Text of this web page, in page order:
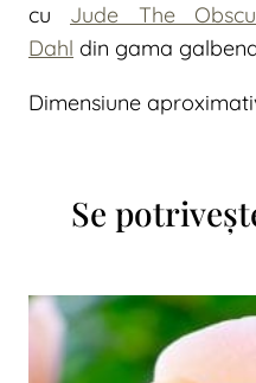
cu Jude The
Dahl din gama
Dimensiune
Se